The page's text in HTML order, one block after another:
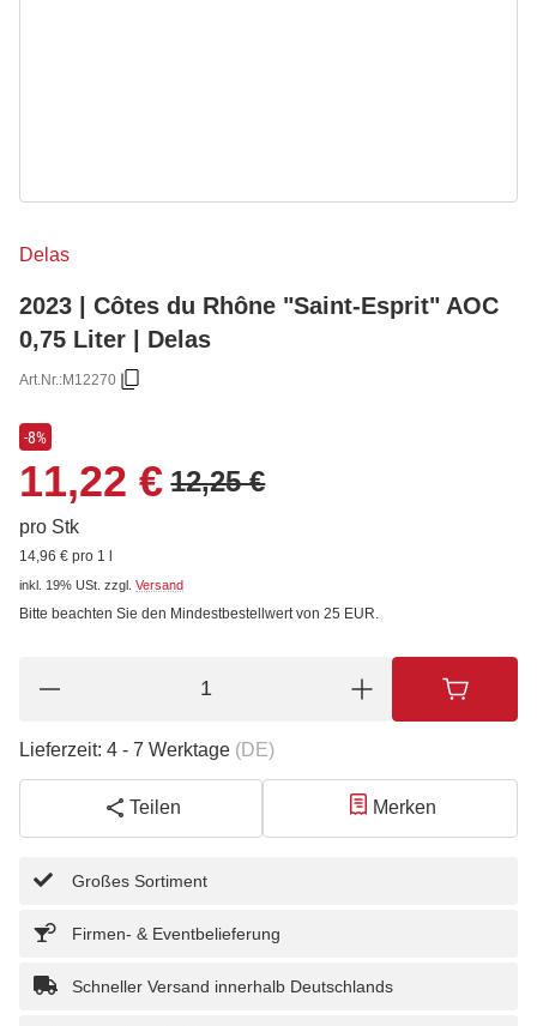
Delas
2023 | Côtes du Rhône "Saint-Esprit" AOC
0,75 Liter | Delas
Art.Nr.:M12270
-8%
11,22 € 12,25 €
pro Stk
14,96 € pro 1 l
inkl. 19% USt. zzgl. Versand
Bitte beachten Sie den Mindestbestellwert von 25 EUR.
Lieferzeit: 4 - 7 Werktage (DE)
Teilen Merken
Großes Sortiment
Firmen- & Eventbelieferung
Schneller Versand innerhalb Deutschlands